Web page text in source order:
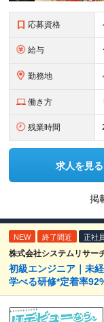
応募資格
給与
勤務地
働き方
残業時間
求人を見る
掲
NEW 終了間近 正社
株式会社システムリサー
初級エンジニア｜未
学べる研修*定着率